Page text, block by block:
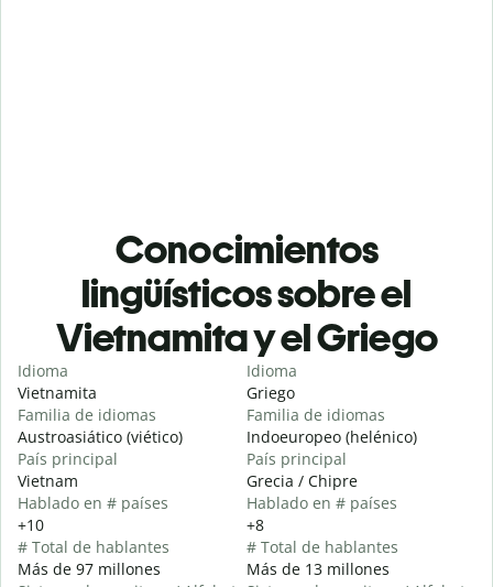
Conocimientos
lingüísticos sobre el
Vietnamita y el Griego
Idioma
Vietnamita
Familia de idiomas
Austroasiático (viético)
País principal
Vietnam
Hablado en # países
+10
# Total de hablantes
Más de 97 millones
Idioma
Griego
Familia de idiomas
Indoeuropeo (helénico)
País principal
Grecia / Chipre
Hablado en # países
+8
# Total de hablantes
Más de 13 millones